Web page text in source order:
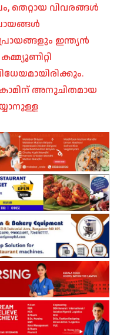
തെറ്റായ വിവരങ്ങൾ
ഇന്ത്യൻ
അനുചിതമായ